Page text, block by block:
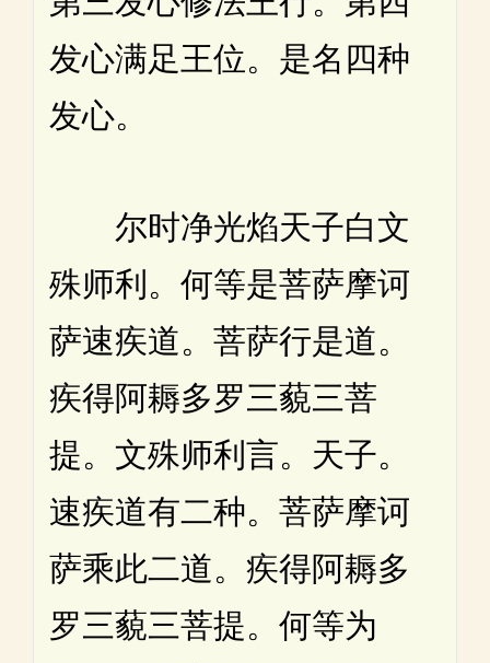
发心满足王位。是名四种
发心。
尔时净光焰天子白文
殊师利。何等是菩萨摩诃
萨速疾道。菩萨行是道。
疾得阿耨多罗三藐三菩
提。文殊师利言。天子。
速疾道有二种。菩萨摩诃
萨乘此二道。疾得阿耨多
罗三藐三菩提。何等为